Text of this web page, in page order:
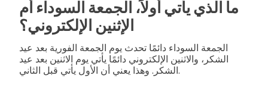
ما الذي يأتي أولاً، الجمعة السوداء أم
الإثنين الإلكتروني؟
الجمعة السوداء دائمًا تحدث يوم الجمعة الفورية بعد عيد
الشكر، والاثنين الإلكتروني دائمًا يأتي يوم الاثنين بعد عيد
الشكر. وهذا يعني أن الأول يأتي قبل الثاني.